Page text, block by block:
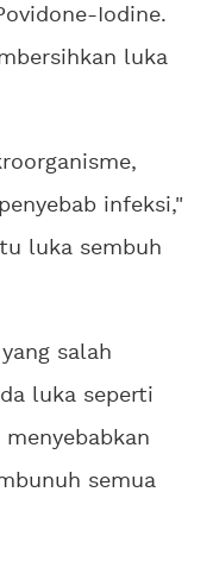
Iodine.
luka
infeksi,"
luka sembuh
salah
luka seperti
semua